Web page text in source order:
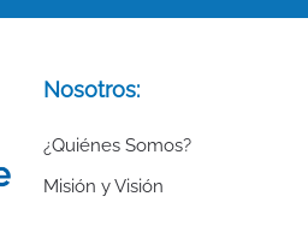
Nosotros:
¿Quiénes Somos?
Misión y Visión